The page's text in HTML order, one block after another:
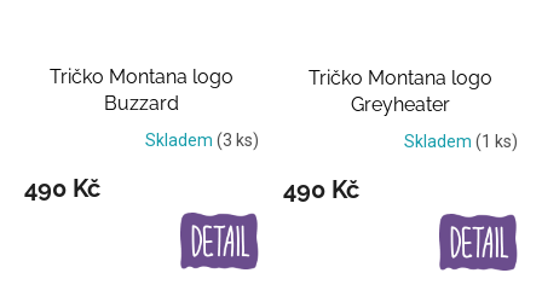
Tričko Montana logo
Buzzard
Skladem (3 ks)
490 Kč
Tričko Montana logo
Greyheater
Skladem (1 ks)
490 Kč